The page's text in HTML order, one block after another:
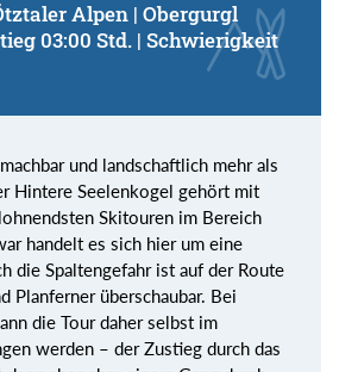
Alpen | Obergurgl
03:00 Std. | Schwierigkeit
und landschaftlich mehr als
Hintere Seelenkogel gehört mit
Skitouren im Bereich
handelt es sich hier um eine
die Spaltengefahr ist auf der Route
Planferner überschaubar. Bei
die Tour daher selbst im
werden – der Zustieg durch das